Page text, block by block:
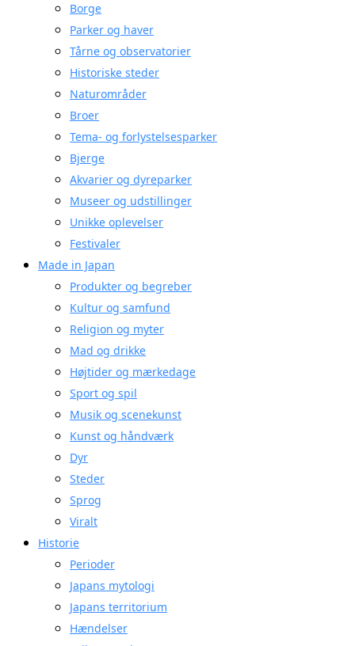
Borge
Parker og haver
Tårne og observatorier
Historiske steder
Naturområder
Broer
Tema- og forlystelsesparker
Bjerge
Akvarier og dyreparker
Museer og udstillinger
Unikke oplevelser
Festivaler
Made in Japan
Produkter og begreber
Kultur og samfund
Religion og myter
Mad og drikke
Højtider og mærkedage
Sport og spil
Musik og scenekunst
Kunst og håndværk
Dyr
Steder
Sprog
Viralt
Historie
Perioder
Japans mytologi
Japans territorium
Hændelser